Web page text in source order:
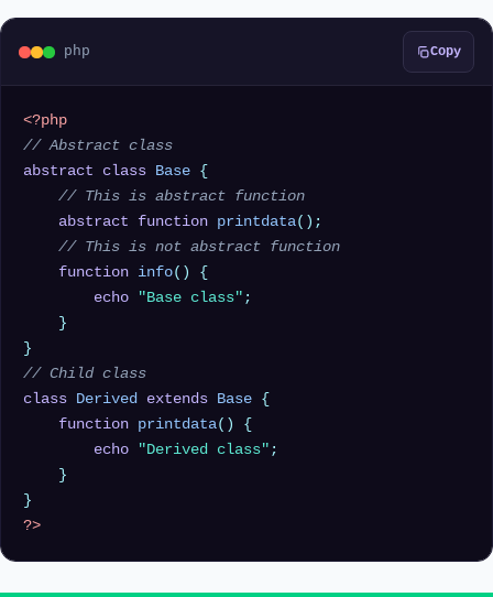
php Copy
<?php
// Abstract class
abstract
class Base {
// This is abstract function
abstract
function printdata( ) ;
// This is not abstract function
function info( ) {
echo
"Base class" ;
    }
// Child class
class Derived extends Base {
function printdata( ) {
echo
"Derived class" ;
    }
?>